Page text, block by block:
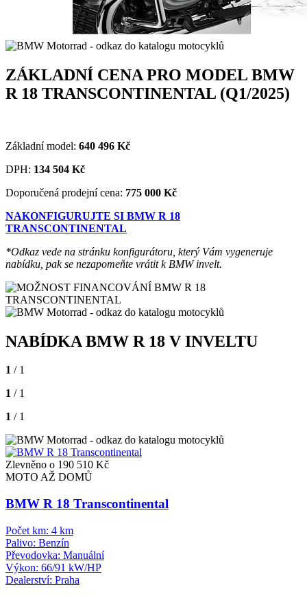
ZÁKLADNÍ CENA PRO MODEL BMW
R 18 TRANSCONTINENTAL (Q1/2025)
Základní model: 640 496 Kč
DPH: 134 504 Kč
Doporučená prodejní cena: 775 000 Kč
NAKONFIGURUJTE SI BMW R 18
TRANSCONTINENTAL
*Odkaz vede na stránku konfigurátoru, který Vám vygeneruje
nabídku, pak se nezapomeňte vrátit k BMW invelt.
NABÍDKA BMW R 18 V INVELTU
1 / 1
1 / 1
1 / 1
Zlevněno o 190 510 Kč
MOTO AŽ DOMŮ
BMW R 18 Transcontinental
Počet km: 4 km
Palivo: Benzín
Převodovka: Manuální
Výkon: 66/91 kW/HP
Dealerství: Praha